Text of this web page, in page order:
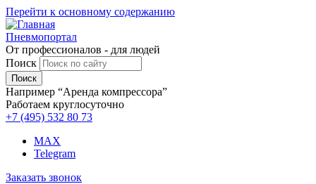
Перейти к основному содержанию
Пневмопортал
От профессионалов - для людей
Поиск
Например “Аренда компрессора”
Работаем круглосуточно
+7 (495) 532 80 73
MAX
Telegram
Заказать звонок